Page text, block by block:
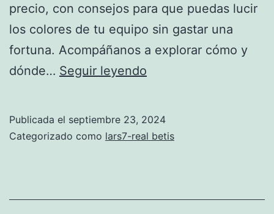
precio, con consejos para que puedas lucir
los colores de tu equipo sin gastar una
fortuna. Acompáñanos a explorar cómo y
dónde… Seguir leyendo
baratas
Publicada el septiembre 23, 2024
Categorizado como lars7-real betis